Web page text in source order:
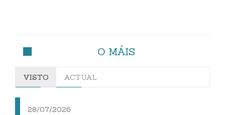
O MÁIS
VISTO ACTUAL
28/07/2026